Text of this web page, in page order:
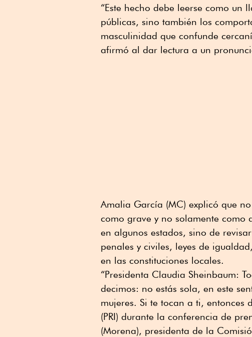
“Este hecho debe leerse como un
públicas, sino también los
masculinidad que confunde
afirmó al dar lectura a un
Amalia García (MC) explicó que
como grave y no solamente como
en algunos estados, sino de
penales y civiles, leyes de
en las constituciones locales.
“Presidenta Claudia Sheinbaum:
decimos: no estás sola, en este
mujeres. Si te tocan a ti, entonces
(PRI) durante la conferencia de
(Morena), presidenta de la